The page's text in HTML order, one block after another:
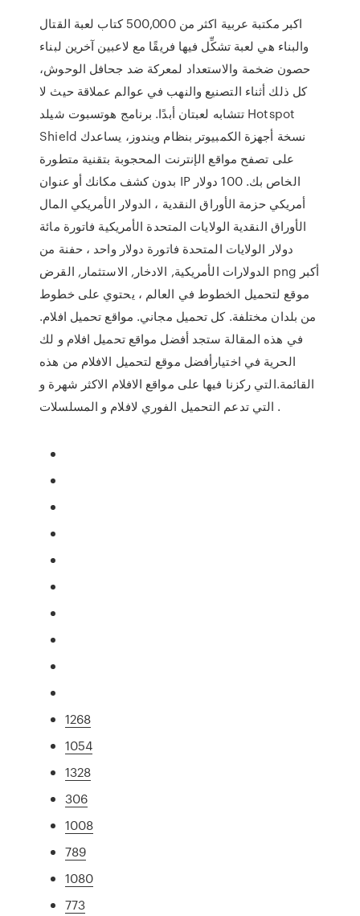
اكبر مكتبة عربية اكثر من 500,000 كتاب لعبة القتال
والبناء هي لعبة تشكِّل فيها فريقًا مع لاعبين آخرين لبناء
حصون ضخمة والاستعداد لمعركة ضد جحافل الوحوش،
كل ذلك أثناء التصنيع والنهب في عوالم عملاقة حيث لا
تتشابه لعبتان أبدًا. برنامج هوتسبوت شيلد Hotspot
Shield نسخة أجهزة الكمبيوتر بنظام ويندوز، يساعدك
على تصفح مواقع الإنترنت المحجوبة بتقنية متطورة
بدون كشف مكانك أو عنوان IP الخاص بك. 100 دولار
أمريكي حزمة الأوراق النقدية ، الدولار الأمريكي المال
الأوراق النقدية الولايات المتحدة الأمريكية فاتورة مائة
دولار الولايات المتحدة فاتورة دولار واحد ، حفنة من
الدولارات الأمريكية, الادخار, الاستثمار, القرض png أكبر
موقع لتحميل الخطوط في العالم ، يحتوي على خطوط
من بلدان مختلفة. كل تحميل مجاني. مواقع تحميل افلام.
في هذه المقالة ستجد أفضل مواقع تحميل افلام و لك
الحرية في اختيارأفضل موقع لتحميل الافلام من هذه
القائمة.التي ركزنا فيها على مواقع الافلام الاكثر شهرة و
التي تدعم التحميل الفوري لافلام و المسلسلات .
1268
1054
1328
306
1008
789
1080
773